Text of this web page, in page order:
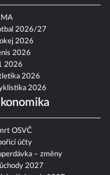
2026/27
2026
2026
2026
2026
2026
OSVČ
účty
– změny
2027